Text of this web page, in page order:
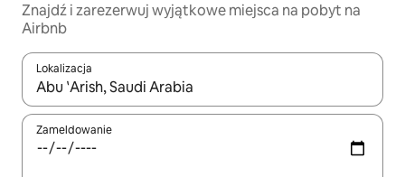
Znajdź i zarezerwuj wyjątkowe miejsca na pobyt na
Airbnb
Lokalizacja
Gdy wyniki będą dostępne, możesz poruszać się po nich za
Zameldowanie